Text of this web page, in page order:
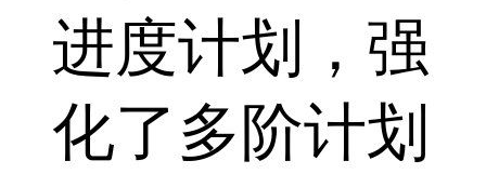
进度计划，强
化了多阶计划